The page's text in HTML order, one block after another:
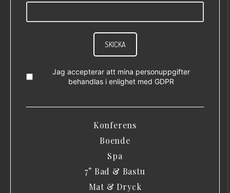
SKICKA
Jag accepterar att mina personuppgifter
behandlas i enlighet med GDPR
Konferens
Boende
Spa
7° Bad & Bastu
Mat & Dryck